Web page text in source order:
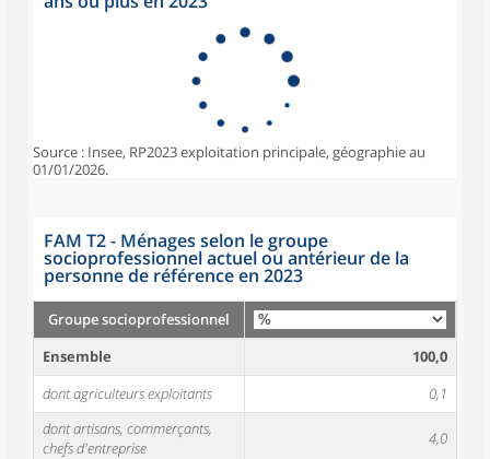
Source : Insee, RP2023 exploitation principale, géographie au
01/01/2026.
FAM T2 - Ménages selon le groupe
socioprofessionnel actuel ou antérieur de la
personne de référence en 2023
Groupe socioprofessionnel
Ensemble
100,0
dont agriculteurs exploitants
0,1
dont artisans, commerçants,
chefs d'entreprise
4,0